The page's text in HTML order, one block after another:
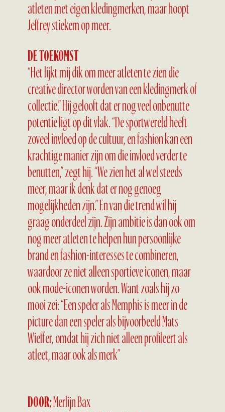
atleten met eigen kledingmerken, maar hoopt
Jeffrey stiekem op meer.
DE TOEKOMST
“Het lijkt mij dik om meer atleten te zien die
creative director worden van een kledingmerk of
collectie.” Hij gelooft dat er nog veel onbenutte
potentie ligt op dit vlak. “De sportwereld heeft
zoveel invloed op de cultuur, en fashion kan een
krachtige manier zijn om die invloed verder te
benutten,” zegt hij. “We zien het al wel steeds
meer, maar ik denk dat er nog genoeg
mogelijkheden zijn.” En van die trend wil hij
graag onderdeel zijn. Zijn ambitie is dan ook om
nog meer atleten te helpen hun persoonlijke
brand en fashion-interesses te combineren,
waardoor ze niet alleen sportieve iconen, maar
ook mode-iconen worden. Want zoals hij zo
mooi zei: “Een speler als Memphis is meer in de
picture dan een speler als bijvoorbeeld Mats
Wieffer, omdat hij zich niet alleen profileert als
atleet, maar ook als merk”
DOOR;Merlijn Bax